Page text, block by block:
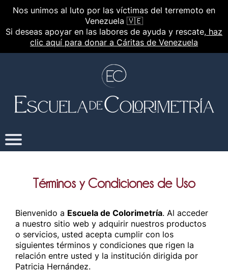
Nos unimos al luto por las víctimas del terremoto en
Venezuela 🇻🇪
Si deseas apoyar en las labores de ayuda y rescate, haz
clic aquí para donar a Cáritas de Venezuela
Términos y Condiciones de Uso
Bienvenido a Escuela de Colorimetría. Al acceder
a nuestro sitio web y adquirir nuestros productos
o servicios, usted acepta cumplir con los
siguientes términos y condiciones que rigen la
relación entre usted y la institución dirigida por
Patricia Hernández.